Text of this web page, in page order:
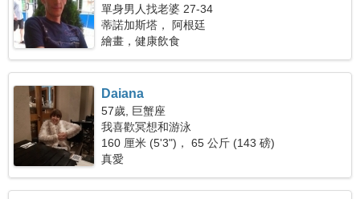
單身男人找老婆 27-34
蒂諾加斯塔， 阿根廷
繪畫，健康飲食
Daiana
57歲, 巨蟹座
我喜歡冥想和游泳
160 厘米 (5'3")， 65 公斤 (143 磅)
真愛